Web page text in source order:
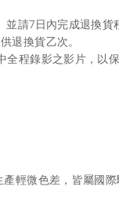
請7日內完成退換貨
退換貨乙次。
程錄影之影片，以
輕微色差，皆屬國際